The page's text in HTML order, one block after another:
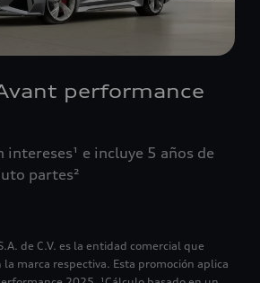
performance
intereses¹ e incluye 5 años de
partes²
de C.V. es la entidad comercial que
marca respectiva. Esta promoción aplica